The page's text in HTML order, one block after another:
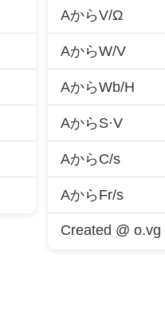
AからV/Ω
AからW/V
AからWb/H
AからS·V
AからC/s
AからFr/s
Created @ o.vg